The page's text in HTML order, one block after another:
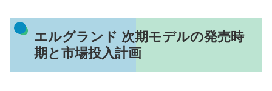
エルグランド 次期モデルの発売時
期と市場投入計画